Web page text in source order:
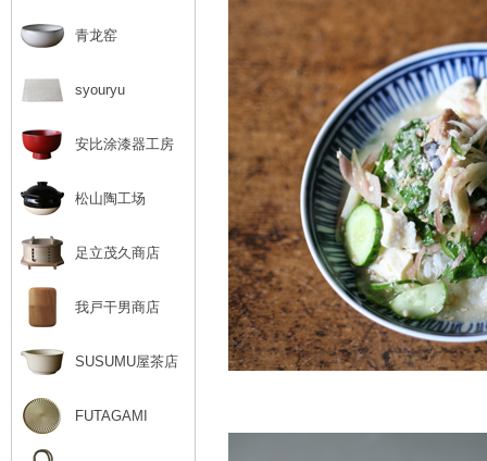
青龙窑
syouryu
安比涂漆器工房
松山陶工场
足立茂久商店
我戸干男商店
SUSUMU屋茶店
FUTAGAMI